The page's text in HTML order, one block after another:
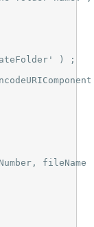
) ;
fileName